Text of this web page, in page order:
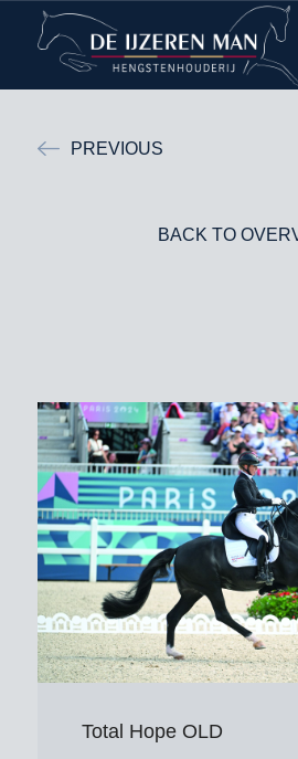
PREVIOUS
BACK TO
Total Hope OLD